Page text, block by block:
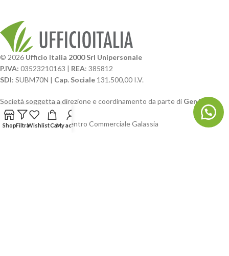
© 2026 Ufficio Italia 2000 Srl Unipersonale
P.IVA: 03523210163 | REA: 385812
SDI: SUBM70N | Cap. Sociale 131.500,00 I.V.
Società soggetta a direzione e coordinamento da parte di GenALFA
Holding srl
Via A. Ponti n. 4 – Centro Commerciale Galassia
ShopFiltraWishlistCartMy account